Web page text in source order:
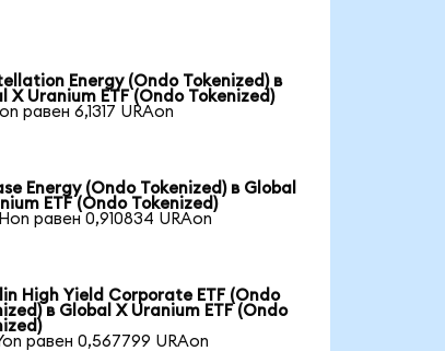
Energy (Ondo Tokenized) в
X Uranium ETF (Ondo Tokenized)
равен 6,1317 URAon
Energy (Ondo Tokenized) в Global
ETF (Ondo Tokenized)
равен 0,910834 URAon
High Yield Corporate ETF (Ondo
в Global X Uranium ETF (Ondo
равен 0,567799 URAon